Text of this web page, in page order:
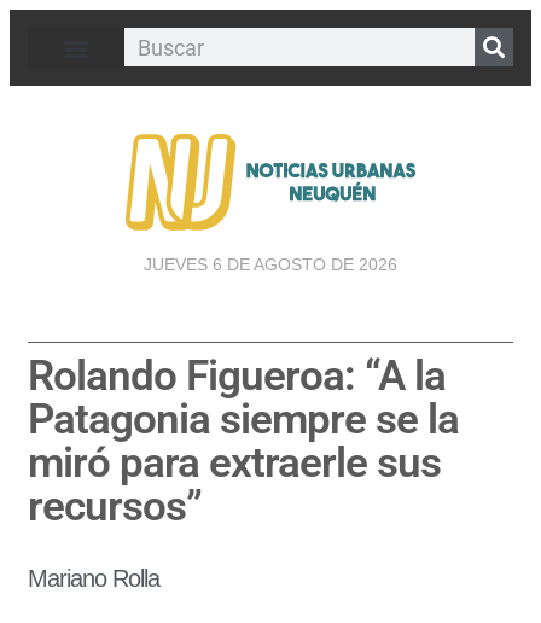
JUEVES 6 DE AGOSTO DE 2026
Rolando Figueroa: “A la
Patagonia siempre se la
miró para extraerle sus
recursos”
Mariano Rolla